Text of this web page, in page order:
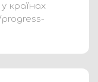
країнах